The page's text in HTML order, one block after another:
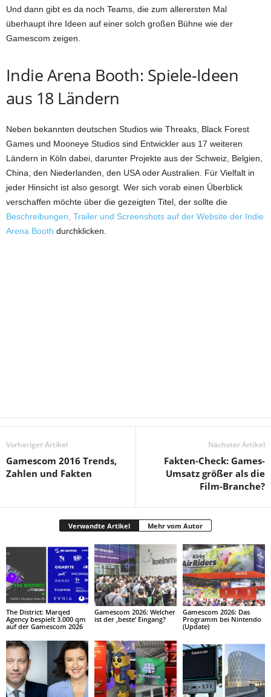
Und dann gibt es da noch Teams, die zum allerersten Mal
überhaupt ihre Ideen auf einer solch großen Bühne wie der
Gamescom zeigen.
Indie Arena Booth: Spiele-Ideen
aus 18 Ländern
Neben bekannten deutschen Studios wie Threaks, Black Forest
Games und Mooneye Studios sind Entwickler aus 17 weiteren
Ländern in Köln dabei, darunter Projekte aus der Schweiz, Belgien,
China, den Niederlanden, den USA oder Australien. Für Vielfalt in
jeder Hinsicht ist also gesorgt. Wer sich vorab einen Überblick
verschaffen möchte über die gezeigten Titel, der sollte die
Beschreibungen, Trailer und Screenshots auf der Website der Indie
Arena Booth durchklicken.
Vorheriger Artikel
Gamescom 2016 Trends,
Zahlen und Fakten
Nächster Artikel
Fakten-Check: Games-
Umsatz größer als die
Film-Branche?
Verwandte Artikel Mehr vom Autor
The District: Marqed
Agency bespielt 3.000 qm
auf der Gamescom 2026
Gamescom 2026: Welcher
ist der ‚beste‘ Eingang?
Gamescom 2026: Das
Programm bei Nintendo
(Update)